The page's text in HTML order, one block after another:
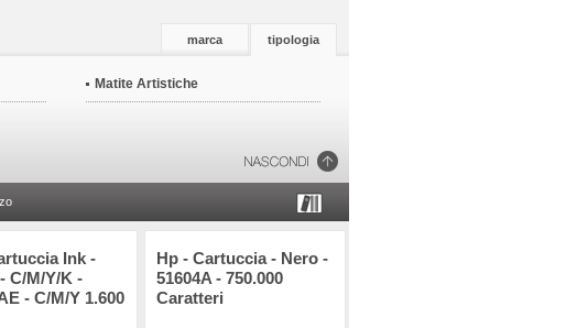
tipologia
Matite Artistiche
marca
Ink -
C/M/Y/K -
- C/M/Y 1.600
Hp - Cartuccia - Nero -
51604A - 750.000
Caratteri